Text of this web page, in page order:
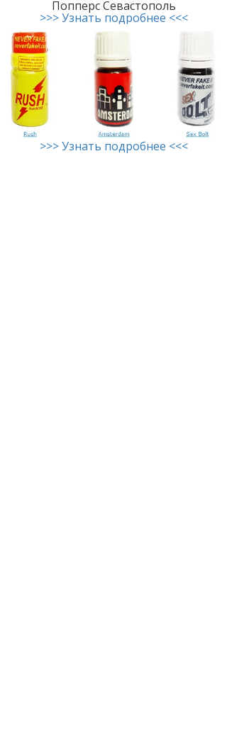
Попперс Севастополь
>>> Узнать подробнее <<<
>>> Узнать подробнее <<<